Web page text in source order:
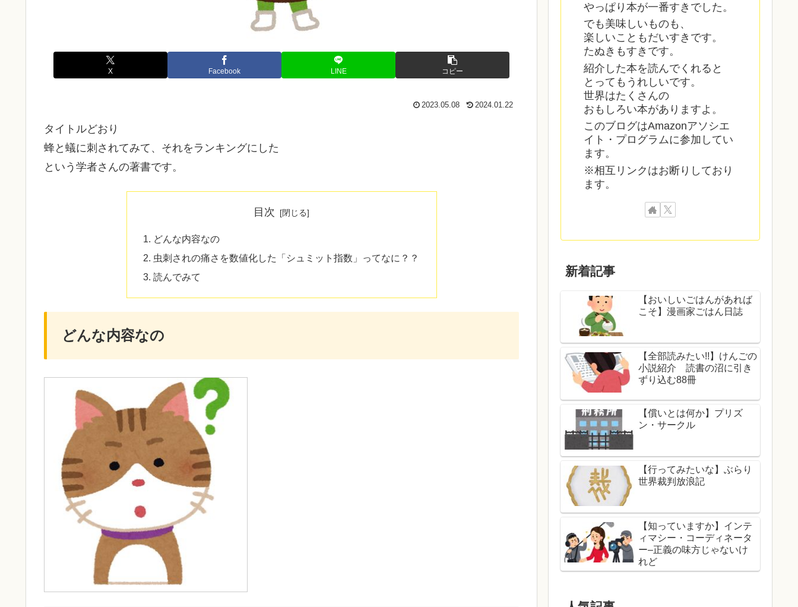
X Facebook LINE コピー
2023.05.08 2024.01.22
タイトルどおり
蜂と蟻に刺されてみて、それをランキングにした
という学者さんの著書です。
目次
どんな内容なの
虫刺されの痛さを数値化した「シュミット指数」ってなに？？
読んでみて
どんな内容なの
やっぱり本が一番すきでした。
でも美味しいものも、
楽しいこともだいすきです。
たぬきもすきです。
紹介した本を読んでくれると
とってもうれしいです。
世界はたくさんの
おもしろい本がありますよ。
このブログはAmazonアソシエ
イト・プログラムに参加してい
ます。
※相互リンクはお断りしており
ます。
新着記事
【おいしいごはんがあれば
こそ】漫画家ごはん日誌
【全部読みたい!!】けんごの
小説紹介 読書の沼に引き
ずり込む88冊
【償いとは何か】プリズ
ン・サークル
【行ってみたいな】ぶらり
世界裁判放浪記
【知っていますか】インテ
ィマシー・コーディネータ
ー–正義の味方じゃないけ
れど